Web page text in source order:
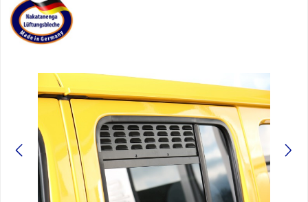
Bildergalerie überspringen